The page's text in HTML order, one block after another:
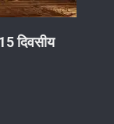
दिवसीय